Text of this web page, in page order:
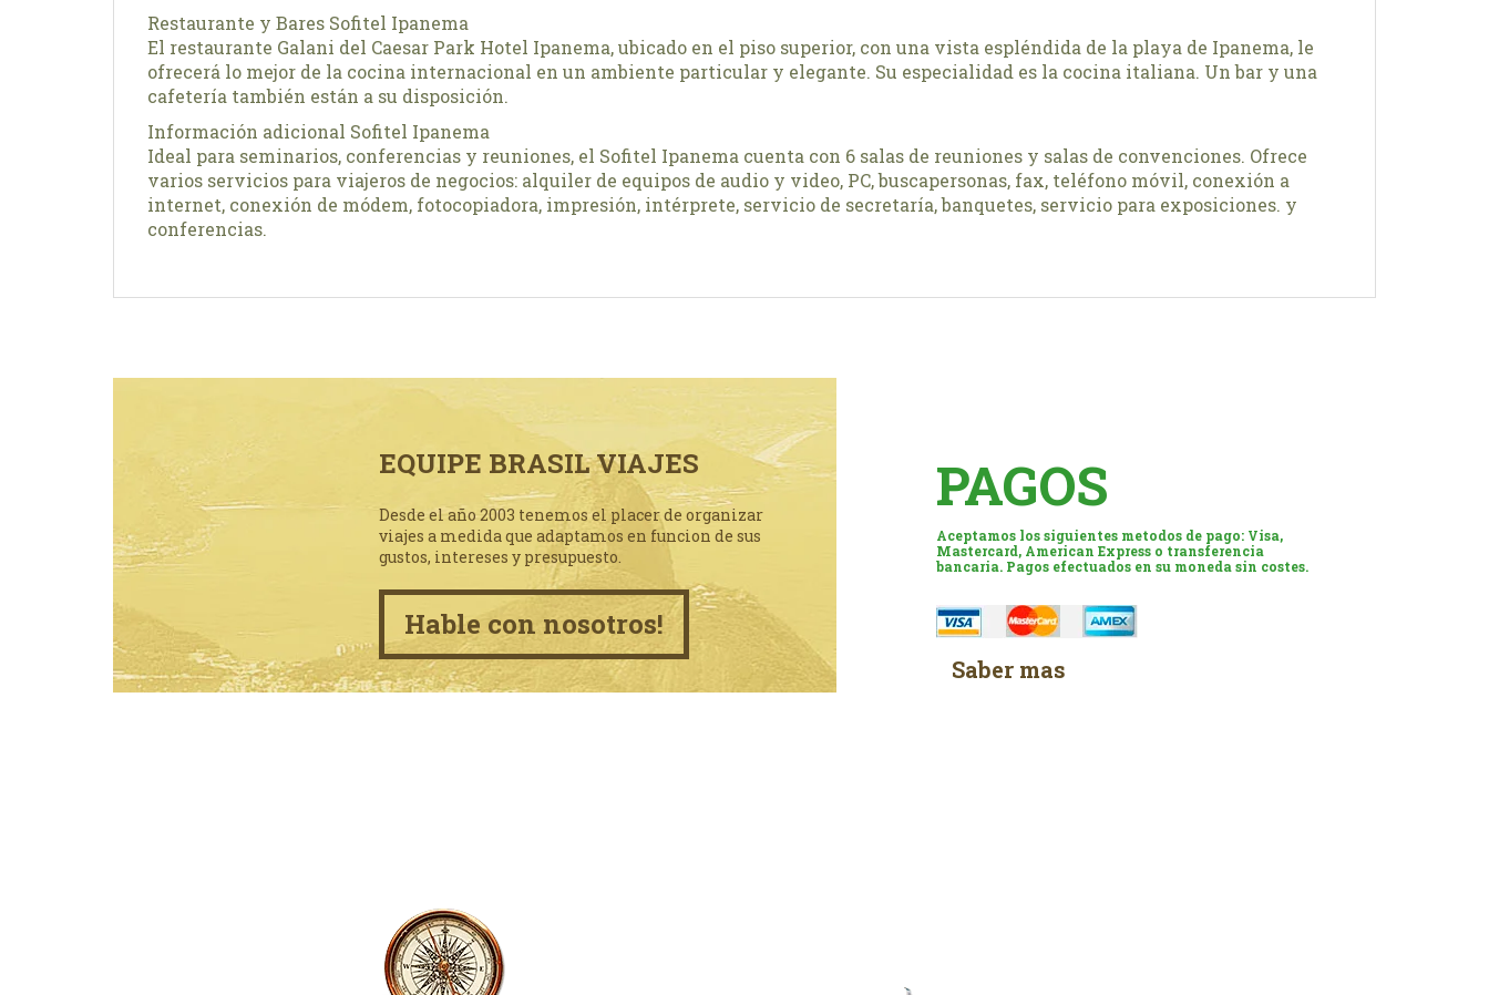
Restaurante y Bares Sofitel Ipanema
El restaurante Galani del Caesar Park Hotel Ipanema, ubicado en el piso superior, con una vista espléndida de la playa de Ipanema, le
ofrecerá lo mejor de la cocina internacional en un ambiente particular y elegante. Su especialidad es la cocina italiana. Un bar y una
cafetería también están a su disposición.
Información adicional Sofitel Ipanema
Ideal para seminarios, conferencias y reuniones, el Sofitel Ipanema cuenta con 6 salas de reuniones y salas de convenciones. Ofrece
varios servicios para viajeros de negocios: alquiler de equipos de audio y video, PC, buscapersonas, fax, teléfono móvil, conexión a
internet, conexión de módem, fotocopiadora, impresión, intérprete, servicio de secretaría, banquetes, servicio para exposiciones. y
conferencias.
EQUIPE BRASIL VIAJES
Desde el año 2003 tenemos el placer de organizar
viajes a medida que adaptamos en funcion de sus
gustos, intereses y presupuesto.
Hable con nosotros!
PAGOS
Aceptamos los siguientes metodos de pago: Visa,
Mastercard, American Express o transferencia
bancaria. Pagos efectuados en su moneda sin costes.
Saber mas